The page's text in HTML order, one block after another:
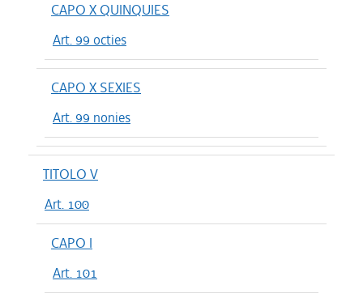
CAPO X QUINQUIES
Art. 99 octies
CAPO X SEXIES
Art. 99 nonies
TITOLO V
Art. 100
CAPO I
Art. 101